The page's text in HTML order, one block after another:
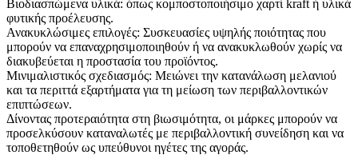
Βιοδιασπώμενα υλικά: όπως κομποστοποιήσιμο χαρτί kraft ή υλικά
φυτικής προέλευσης.
Ανακυκλώσιμες επιλογές: Συσκευασίες υψηλής ποιότητας που
μπορούν να επαναχρησιμοποιηθούν ή να ανακυκλωθούν χωρίς να
διακυβεύεται η προστασία του προϊόντος.
Μινιμαλιστικός σχεδιασμός: Μειώνει την κατανάλωση μελανιού
και τα περιττά εξαρτήματα για τη μείωση των περιβαλλοντικών
επιπτώσεων.
Δίνοντας προτεραιότητα στη βιωσιμότητα, οι μάρκες μπορούν να
προσελκύσουν καταναλωτές με περιβαλλοντική συνείδηση ​​και να
τοποθετηθούν ως υπεύθυνοι ηγέτες της αγοράς.